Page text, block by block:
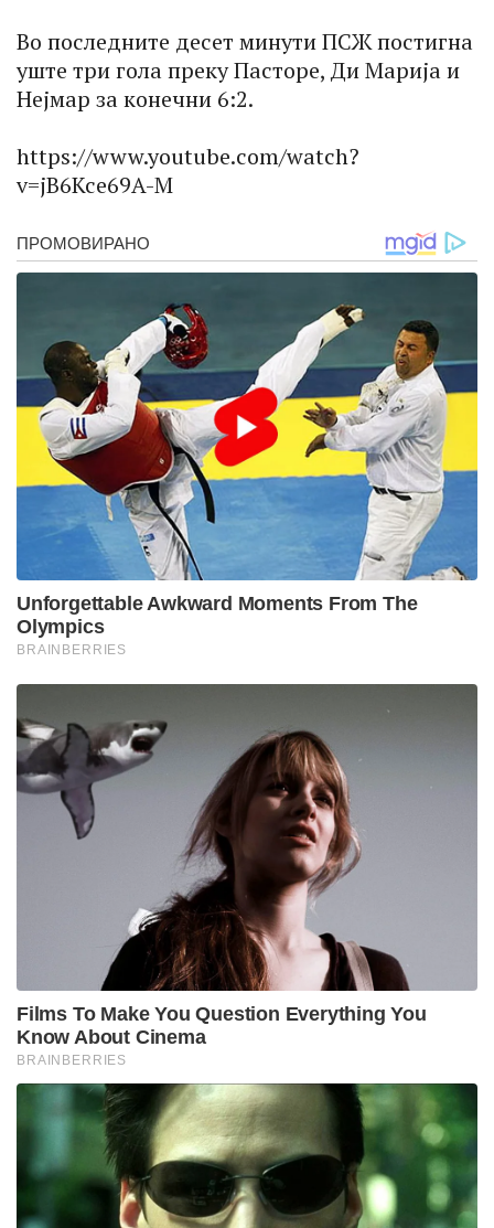
Во последните десет минути ПСЖ постигна
уште три гола преку Пасторе, Ди Марија и
Нејмар за конечни 6:2.
https://www.youtube.com/watch?
v=jB6Kce69A-M